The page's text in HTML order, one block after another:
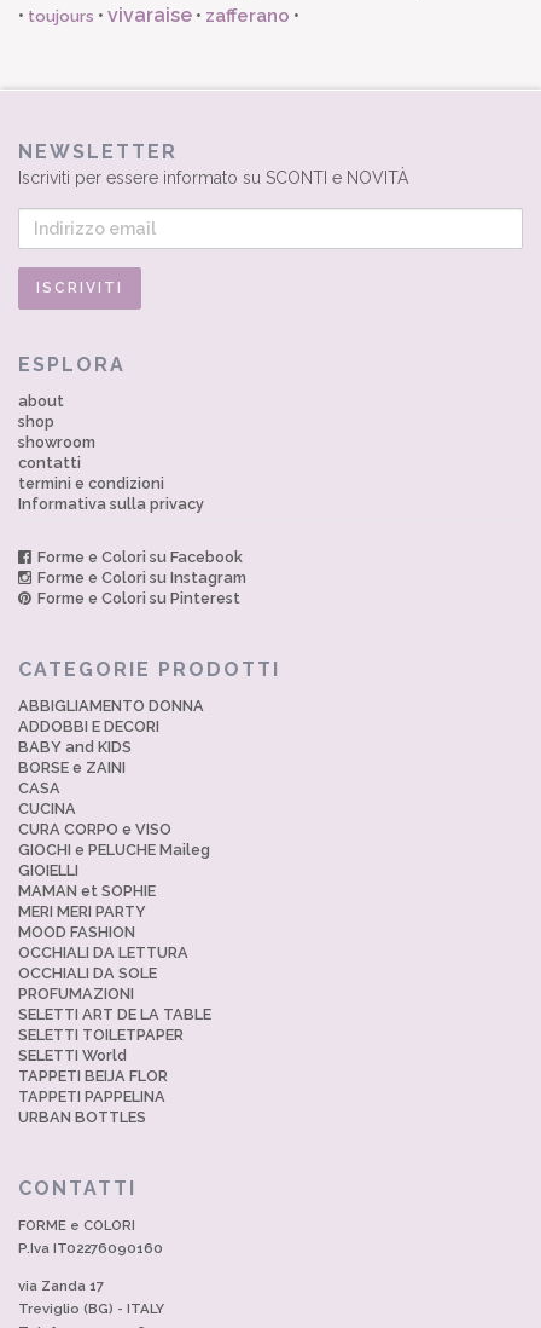
• toujours • vivaraise • zafferano •
NEWSLETTER
Iscriviti per essere informato su SCONTI e NOVITÀ
ESPLORA
about
shop
showroom
contatti
termini e condizioni
Informativa sulla privacy
Forme e Colori su Facebook
Forme e Colori su Instagram
Forme e Colori su Pinterest
CATEGORIE PRODOTTI
ABBIGLIAMENTO DONNA
ADDOBBI E DECORI
BABY and KIDS
BORSE e ZAINI
CASA
CUCINA
CURA CORPO e VISO
GIOCHI e PELUCHE Maileg
GIOIELLI
MAMAN et SOPHIE
MERI MERI PARTY
MOOD FASHION
OCCHIALI DA LETTURA
OCCHIALI DA SOLE
PROFUMAZIONI
SELETTI ART DE LA TABLE
SELETTI TOILETPAPER
SELETTI World
TAPPETI BEIJA FLOR
TAPPETI PAPPELINA
URBAN BOTTLES
CONTATTI
FORME e COLORI
P.Iva IT02276090160
via Zanda 17
Treviglio (BG) - ITALY